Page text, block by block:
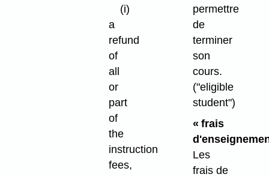
(i)
a
refund
of
all
or
part
of
the
instruction
fees,
permettre
de
terminer
son
cours.
("eligible
student")
« frais
Les
frais de